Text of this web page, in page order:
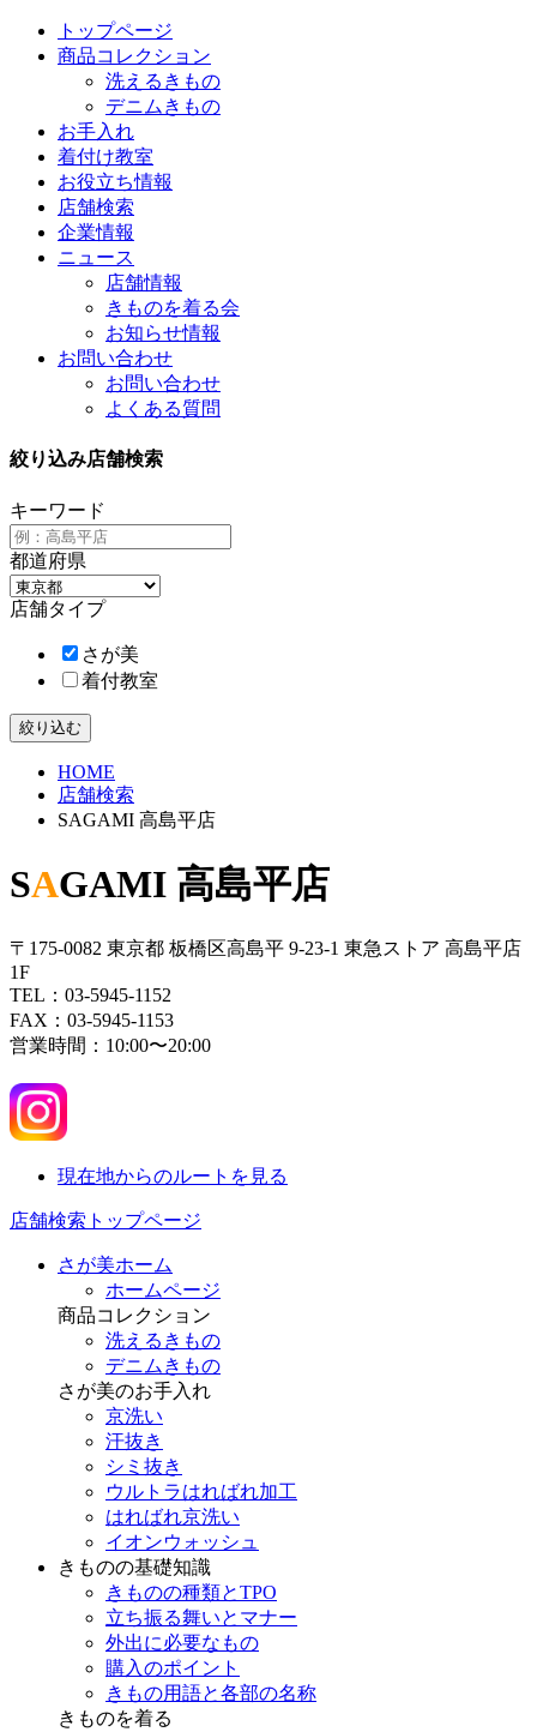
トップページ
商品コレクション
洗えるきもの
デニムきもの
お手入れ
着付け教室
お役立ち情報
店舗検索
企業情報
ニュース
店舗情報
きものを着る会
お知らせ情報
お問い合わせ
お問い合わせ
よくある質問
絞り込み店舗検索
キーワード
都道府県
店舗タイプ
さが美
着付教室
HOME
店舗検索
SAGAMI 高島平店
SAGAMI 高島平店
〒175-0082 東京都 板橋区高島平 9-23-1 東急ストア 高島平店
1F
TEL： 03-5945-1152
FAX：03-5945-1153
営業時間：10:00〜20:00
現在地からのルートを見る
店舗検索トップページ
さが美ホーム
ホームページ
商品コレクション
洗えるきもの
デニムきもの
さが美のお手入れ
京洗い
汗抜き
シミ抜き
ウルトラはればれ加工
はればれ京洗い
イオンウォッシュ
きものの基礎知識
きものの種類とTPO
立ち振る舞いとマナー
外出に必要なもの
購入のポイント
きもの用語と各部の名称
きものを着る